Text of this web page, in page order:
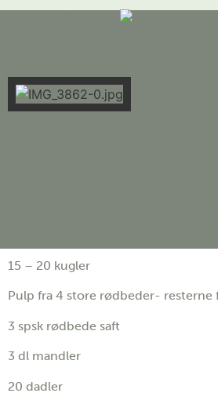
15 – 20 kugler
Pulp fra 4 store rødbeder- resterne
3 spsk rødbede saft
3 dl mandler
20 dadler